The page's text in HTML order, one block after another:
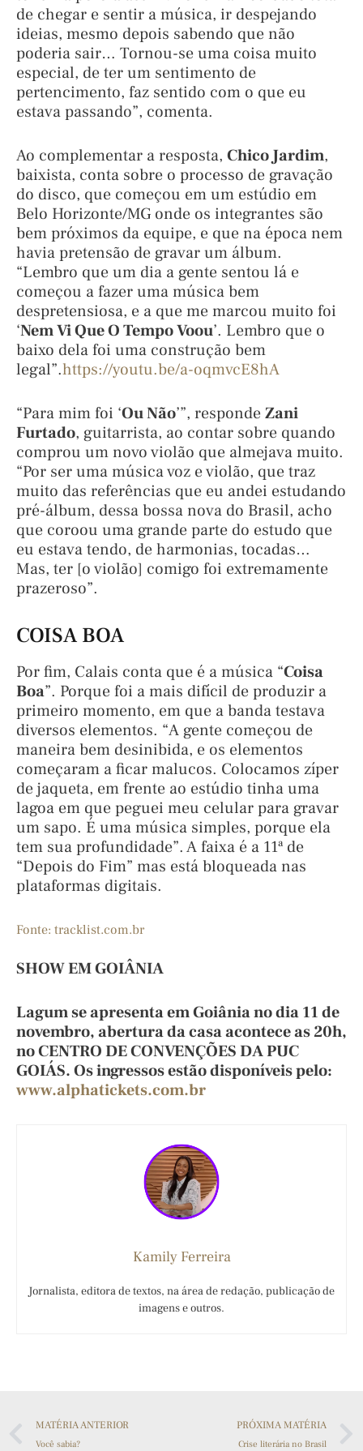
de chegar e sentir a música, ir despejando
ideias, mesmo depois sabendo que não
poderia sair… Tornou-se uma coisa muito
especial, de ter um sentimento de
pertencimento, faz sentido com o que eu
estava passando”, comenta.
Ao complementar a resposta, Chico Jardim,
baixista, conta sobre o processo de gravação
do disco, que começou em um estúdio em
Belo Horizonte/MG onde os integrantes são
bem próximos da equipe, e que na época nem
havia pretensão de gravar um álbum.
“Lembro que um dia a gente sentou lá e
começou a fazer uma música bem
despretensiosa, e a que me marcou muito foi
‘Nem Vi Que O Tempo Voou’. Lembro que o
baixo dela foi uma construção bem
legal”.https://youtu.be/a-oqmvcE8hA
“Para mim foi ‘Ou Não’”, respondeZani
Furtado, guitarrista, ao contar sobre quando
comprou um novo violão que almejava muito.
“Por ser uma música voz e violão, que traz
muito das referências que eu andei estudando
pré-álbum, dessa bossa nova do Brasil, acho
que coroou uma grande parte do estudo que
eu estava tendo, de harmonias, tocadas…
Mas, ter [o violão] comigo foi extremamente
prazeroso”.
COISA BOA
Por fim, Calais conta que é a música “Coisa
Boa”. Porque foi a mais difícil de produzir a
primeiro momento, em que a banda testava
diversos elementos. “A gente começou de
maneira bem desinibida, e os elementos
começaram a ficar malucos. Colocamos zíper
de jaqueta, em frente ao estúdio tinha uma
lagoa em que peguei meu celular para gravar
um sapo. É uma música simples, porque ela
tem sua profundidade”. A faixa é a 11ª de
“Depois do Fim” mas está bloqueada nas
plataformas digitais.
Fonte: tracklist.com.br
SHOW EM GOIÂNIA
Lagum se apresenta em Goiânia no dia 11 de
novembro, abertura da casa acontece as 20h,
no CENTRO DE CONVENÇÕES DA PUC
GOIÁS. Os ingressos estão disponíveis pelo:
www.alphatickets.com.br
Kamily Ferreira
Jornalista, editora de textos, na área de redação, publicação de
imagens e outros.
MATÉRIA ANTERIOR
Você sabia?
PRÓXIMA MATÉRIA
Crise literária no Brasil